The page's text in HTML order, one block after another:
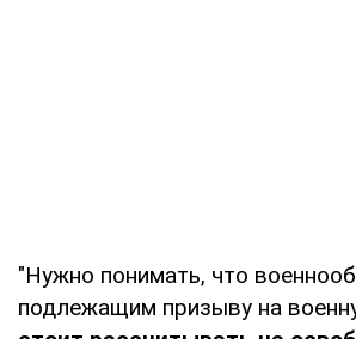
"Нужно понимать, что
подлежащим призыву на